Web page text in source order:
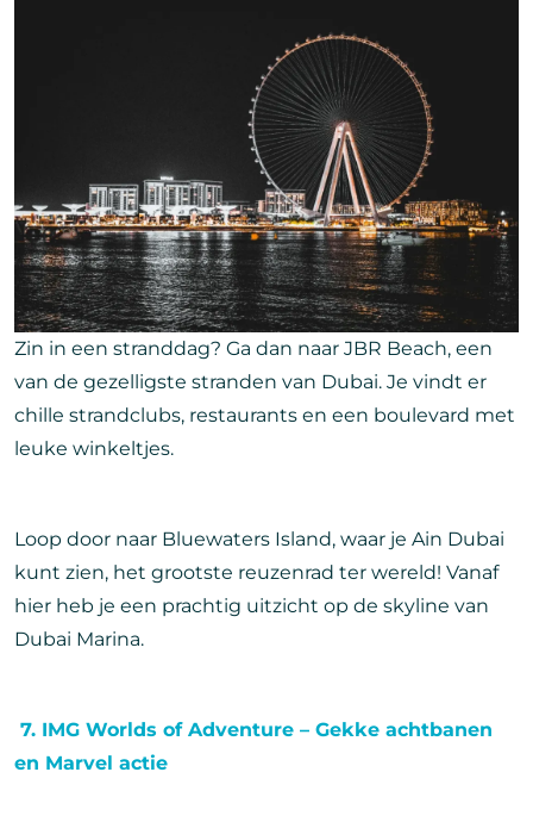
Zin in een stranddag? Ga dan naar JBR Beach, een
van de gezelligste stranden van Dubai. Je vindt er
chille strandclubs, restaurants en een boulevard met
leuke winkeltjes.
Loop door naar Bluewaters Island, waar je Ain Dubai
kunt zien, het grootste reuzenrad ter wereld! Vanaf
hier heb je een prachtig uitzicht op de skyline van
Dubai Marina.
7. IMG Worlds of Adventure – Gekke achtbanen
en Marvel actie